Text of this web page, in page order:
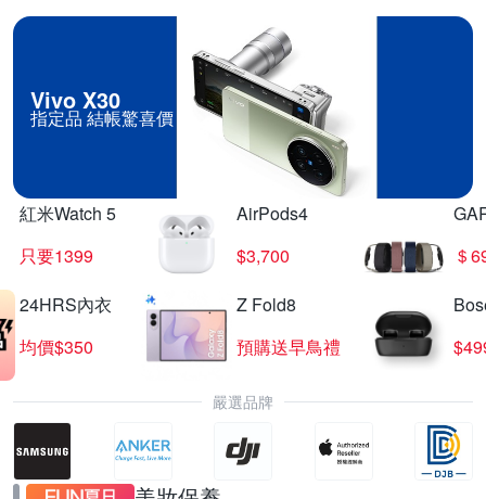
Vivo X30
指定品 結帳驚喜價
紅米Watch 5
只要1399
AirPods4
$3,700
＄
24HRS內衣
均價$350
Z Fold8
預購送早鳥禮
嚴選品牌